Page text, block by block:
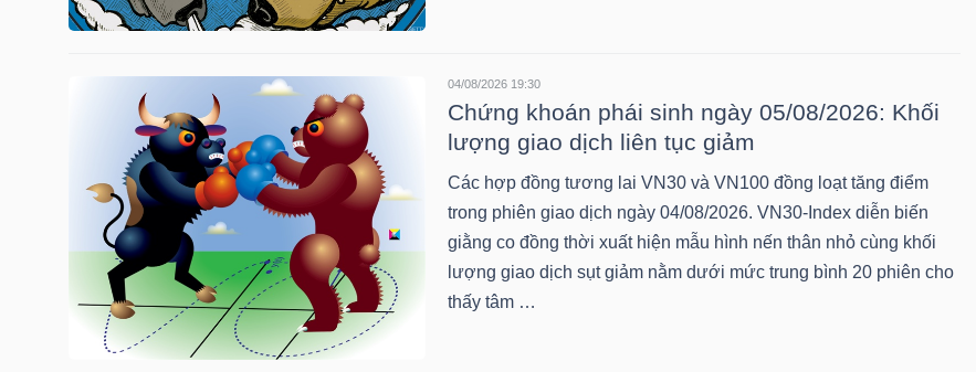
04/08/2026 19:30
Chứng khoán phái sinh ngày 05/08/2026: Khối
lượng giao dịch liên tục giảm
Các hợp đồng tương lai VN30 và VN100 đồng loạt tăng điểm
trong phiên giao dịch ngày 04/08/2026. VN30-Index diễn biến
giằng co đồng thời xuất hiện mẫu hình nến thân nhỏ cùng khối
lượng giao dịch sụt giảm nằm dưới mức trung bình 20 phiên cho
thấy tâm …
CÔNG
LIỆU